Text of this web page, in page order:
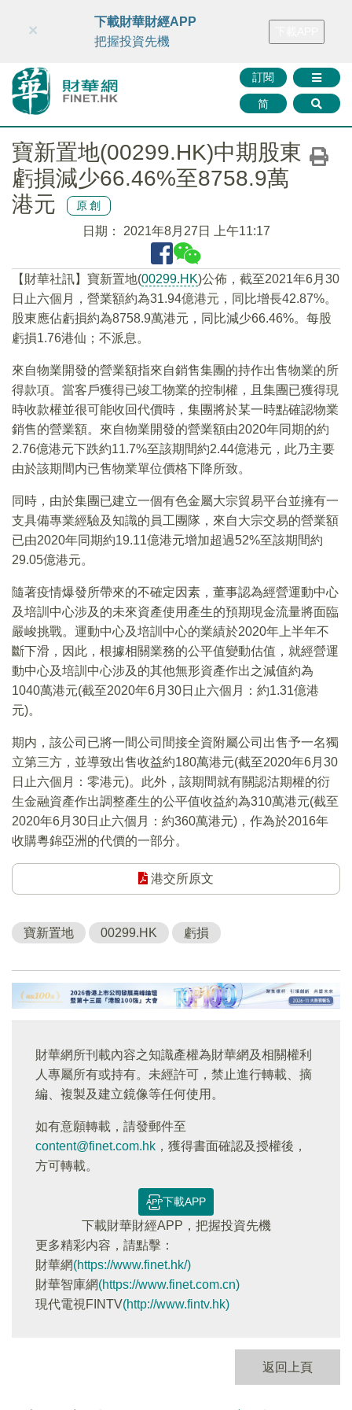
財華智庫網 FINTV FINMETA 財華證券 媒體矩陣
訂閱
简
×
下載財華財經APP
把握投資先機
寶新置地(00299.HK)中期股東
虧損減少66.46%至8758.9萬
港元
原創
日期： 2021年8月27日 上午11:17
【財華社訊】寶新置地(00299.HK)公佈，截至2021年6月30
日止六個月，營業額約為31.94億港元，同比增長42.87%。
股東應佔虧損約為8758.9萬港元，同比減少66.46%。每股
虧損1.76港仙；不派息。
來自物業開發的營業額指來自銷售集團的持作出售物業的所
得款項。當客戶獲得已竣工物業的控制權，且集團已獲得現
時收款權並很可能收回代價時，集團將於某一時點確認物業
銷售的營業額。來自物業開發的營業額由2020年同期的約
2.76億港元下跌約11.7%至該期間約2.44億港元，此乃主要
由於該期間内已售物業單位價格下降所致。
同時，由於集團已建立一個有色金屬大宗貿易平台並擁有一
支具備專業經驗及知識的員工團隊，來自大宗交易的營業額
已由2020年同期約19.11億港元增加超過52%至該期間約
29.05億港元。
隨著疫情爆發所帶來的不確定因素，董事認為經營運動中心
及培訓中心涉及的未來資產使用產生的預期現金流量將面臨
嚴峻挑戰。運動中心及培訓中心的業績於2020年上半年不
斷下滑，因此，根據相關業務的公平值變動估值，就經營運
動中心及培訓中心涉及的其他無形資產作出之減值約為
1040萬港元(截至2020年6月30日止六個月：約1.31億港
元)。
期内，該公司已將一間公司間接全資附屬公司出售予一名獨
立第三方，並導致出售收益約180萬港元(截至2020年6月30
日止六個月：零港元)。此外，該期間就有關認沽期權的衍
生金融資產作出調整產生的公平值收益約為310萬港元(截至
2020年6月30日止六個月：約360萬港元)，作為於2016年
收購粵錦亞洲的代價的一部分。
港交所原文
寶新置地 00299.HK 虧損
財華網所刊載內容之知識產權為財華網及相關權利
人專屬所有或持有。未經許可，禁止進行轉載、摘
編、複製及建立鏡像等任何使用。
如有意願轉載，請發郵件至
content@finet.com.hk ，獲得書面確認及授權後，
方可轉載。
下載APP
下載財華財經APP，把握投資先機
更多精彩内容，請點擊：
財華網(https://www.finet.hk/)
財華智庫網(https://www.finet.com.cn)
現代電視FINTV(http://www.fintv.hk)
返回上頁